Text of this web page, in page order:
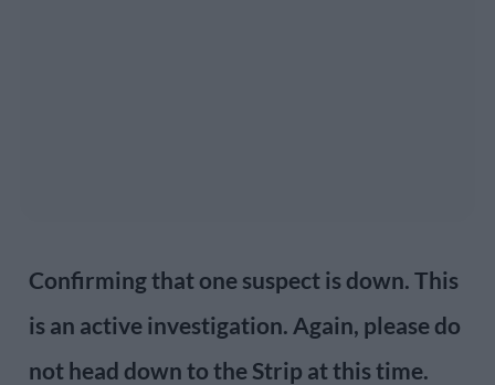
Confirming that one suspect is down. This
is an active investigation. Again, please do
not head down to the Strip at this time.